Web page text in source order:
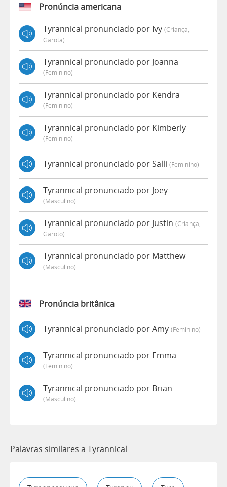
Pronúncia americana
Tyrannical pronunciado por Ivy (criança,
Garota)
Tyrannical pronunciado por Joanna
(feminino)
Tyrannical pronunciado por Kendra
(feminino)
Tyrannical pronunciado por Kimberly
(feminino)
Tyrannical pronunciado por Salli (feminino)
Tyrannical pronunciado por Joey
(masculino)
Tyrannical pronunciado por Justin (criança,
Garoto)
Tyrannical pronunciado por Matthew
(masculino)
Pronúncia britânica
Tyrannical pronunciado por Amy (feminino)
Tyrannical pronunciado por Emma
(feminino)
Tyrannical pronunciado por Brian
(masculino)
Palavras similares a Tyrannical